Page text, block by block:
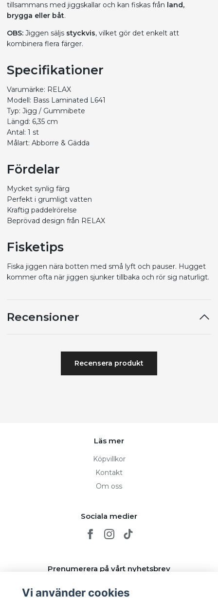
tillsammans med jiggskallar och kan fiskas från land,
brygga eller båt.
OBS: Jiggen säljs styckvis, vilket gör det enkelt att
kombinera flera färger.
Specifikationer
Varumärke: RELAX
Modell: Bass Laminated L641
Typ: Jigg / Gummibete
Längd: 6,35 cm
Antal: 1 st
Målart: Abborre & Gädda
Fördelar
Mycket synlig färg
Perfekt i grumligt vatten
Kraftig paddelrörelse
Beprövad design från RELAX
Fisketips
Fiska jiggen nära botten med små lyft och pauser. Hugget
kommer ofta när jiggen sjunker tillbaka och rör sig naturligt.
Recensioner
Recensera produkt
Läs mer
Köpvillkor
Kontakt
Om oss
Sociala medier
Prenumerera på vårt nyhetsbrev
Vi använder cookies